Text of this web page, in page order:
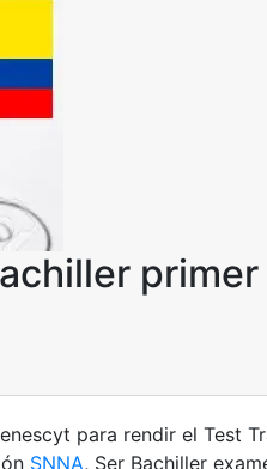
para rendir el Test
SNNA, Ser Bachiller